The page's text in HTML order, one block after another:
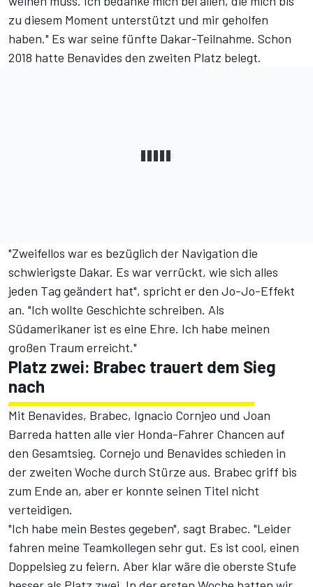
zu diesem Moment unterstützt und mir geholfen
haben." Es war seine fünfte Dakar-Teilnahme. Schon
2018 hatte Benavides den zweiten Platz belegt.
"Zweifellos war es bezüglich der Navigation die
schwierigste Dakar. Es war verrückt, wie sich alles
jeden Tag geändert hat", spricht er den Jo-Jo-Effekt
an. "Ich wollte Geschichte schreiben. Als
Südamerikaner ist es eine Ehre. Ich habe meinen
großen Traum erreicht."
Platz zwei: Brabec trauert dem Sieg
nach
Mit Benavides, Brabec, Ignacio Cornjeo und Joan
Barreda hatten alle vier Honda-Fahrer Chancen auf
den Gesamtsieg. Cornejo und Benavides schieden in
der zweiten Woche durch Stürze aus. Brabec griff bis
zum Ende an, aber er konnte seinen Titel nicht
verteidigen.
"Ich habe mein Bestes gegeben", sagt Brabec. "Leider
fahren meine Teamkollegen sehr gut. Es ist cool, einen
Doppelsieg zu feiern. Aber klar wäre die oberste Stufe